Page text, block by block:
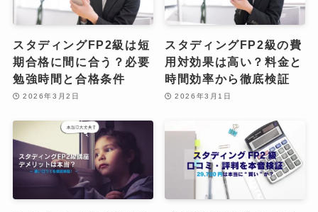
スタディングFP2級は短
期合格に間に合う？必要
勉強時間と合格条件
2026年3月2日
スタディングFP2級の費
用対効果は高い？料金と
時間効率から徹底検証
2026年3月1日